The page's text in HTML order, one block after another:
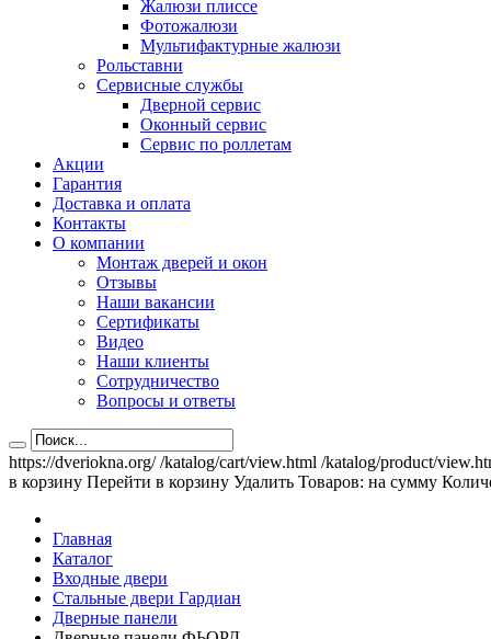
Жалюзи плиссе
Фотожалюзи
Мультифактурные жалюзи
Рольставни
Сервисные службы
Дверной сервис
Оконный сервис
Сервис по роллетам
Акции
Гарантия
Доставка и оплата
Контакты
О компании
Монтаж дверей и окон
Отзывы
Наши вакансии
Сертификаты
Видео
Наши клиенты
Сотрудничество
Вопросы и ответы
https://dveriokna.org/ /katalog/cart/view.html /katalog/product/
в корзину Перейти в корзину Удалить Товаров: на сумму
Главная
Каталог
Входные двери
Стальные двери Гардиан
Дверные панели